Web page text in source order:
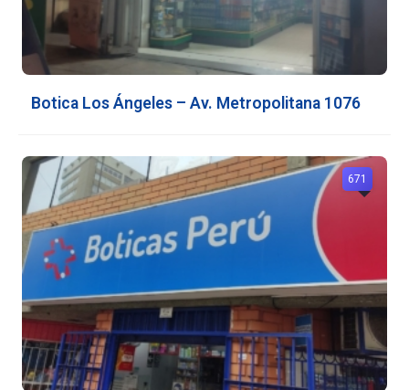
Botica Los Ángeles – Av. Metropolitana 1076
671